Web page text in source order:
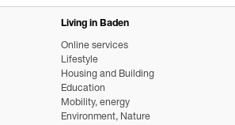
Living in Baden
Online services
Lifestyle
Housing and Building
Education
Mobility, energy
Environment, Nature